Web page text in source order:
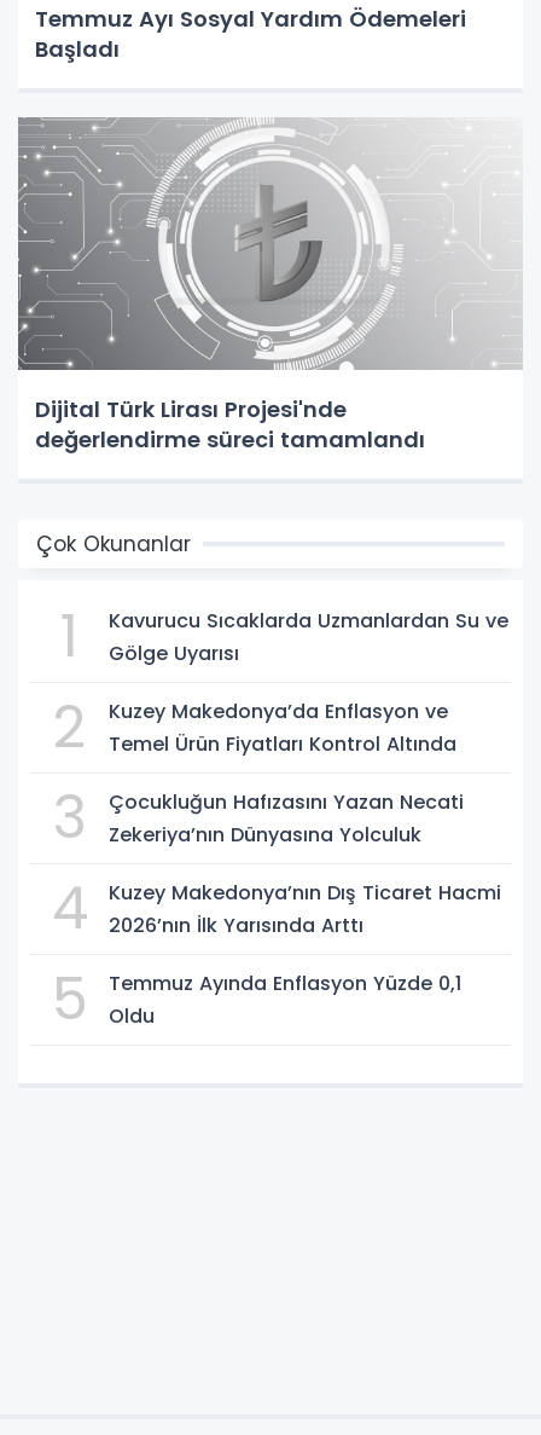
Temmuz Ayı Sosyal Yardım Ödemeleri
Başladı
Dijital Türk Lirası Projesi'nde
değerlendirme süreci tamamlandı
Çok Okunanlar
1
Kavurucu Sıcaklarda Uzmanlardan Su ve
Gölge Uyarısı
2
Kuzey Makedonya’da Enflasyon ve
Temel Ürün Fiyatları Kontrol Altında
3
Çocukluğun Hafızasını Yazan Necati
Zekeriya’nın Dünyasına Yolculuk
4
Kuzey Makedonya’nın Dış Ticaret Hacmi
2026’nın İlk Yarısında Arttı
5
Temmuz Ayında Enflasyon Yüzde 0,1
Oldu